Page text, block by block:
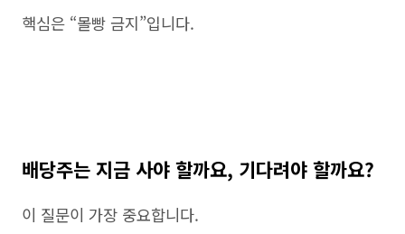
핵심은 “몰빵 금지”입니다.
배당주는 지금 사야 할까요, 기다려야 할까요?
이 질문이 가장 중요합니다.